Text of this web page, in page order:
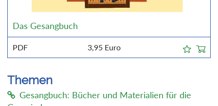
Das Gesangbuch
PDF 3,95 Euro
Themen
Gesangbuch: Bücher und Materialien für die